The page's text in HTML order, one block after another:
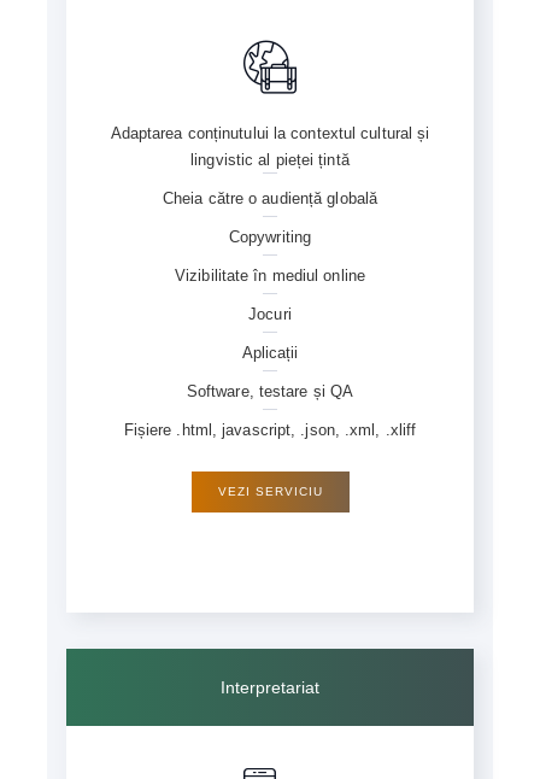
Adaptarea conținutului la contextul cultural și
lingvistic al pieței țintă
Cheia către o audiență globală
Copywriting
Vizibilitate în mediul online
Jocuri
Aplicații
Software, testare și QA
Fișiere .html, javascript, .json, .xml, .xliff
VEZI SERVICIU
Interpretariat